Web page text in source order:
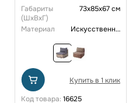
подушками
Габариты
(ШxВxГ)
73x85x67 см
Материал Искусственный ротанг
Купить в 1 клик
Код товара: 16625